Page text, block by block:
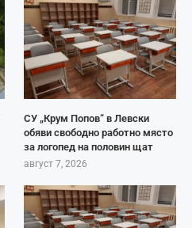
СУ „Крум Попов“ в Левски
обяви свободно работно място
за логопед на половин щат
август 7, 2026